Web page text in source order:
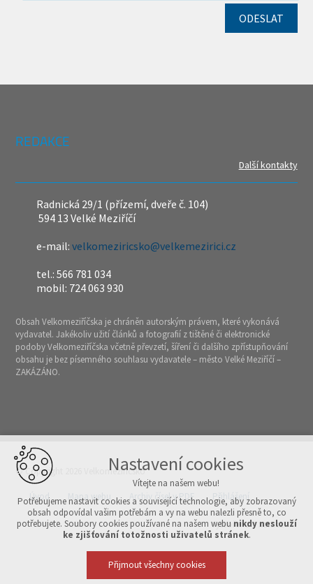
REDAKCE
Další kontakty
Radnická 29/1 (přízemí, dveře č. 104)
594 13 Velké Meziříčí
e-mail:velkomeziricsko@velkemezirici.cz
tel.: 566 781 034
mobil: 724 063 930
Obsah Velkomeziříčska je chráněn autorským právem, které vykonává
vydavatel. Jakékoliv užití článků a fotografií z tištěné či elektronické
podoby Velkomeziříčska včetně převzetí, šíření či dalšího zpřístupňování
obsahu je bez písemného souhlasu vydavatele – město Velké Meziříčí –
ZAKÁZÁNO.
© Copyright 2026 Velkomeziříčsko
Úvod Mapa webu Archiv čísel v PDF Přihlášení
Vytvořeno v xart.cz
Nastavení cookies
Vítejte na našem webu!
Potřebujeme nastavit cookies a související technologie, aby zobrazovaný
obsah odpovídal vašim potřebám a vy na webu nalezli přesně to, co
potřebujete. Soubory cookies používané na našem webu nikdy neslouží
ke zjišťování totožnosti uživatelů stránek.
Přijmout všechny cookies